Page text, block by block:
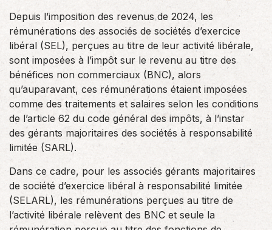
Depuis l’imposition des revenus de 2024, les
rémunérations des associés de sociétés d’exercice
libéral (SEL), perçues au titre de leur activité libérale,
sont imposées à l’impôt sur le revenu au titre des
bénéfices non commerciaux (BNC), alors
qu’auparavant, ces rémunérations étaient imposées
comme des traitements et salaires selon les conditions
de l’article 62 du code général des impôts, à l’instar
des gérants majoritaires des sociétés à responsabilité
limitée (SARL).
Dans ce cadre, pour les associés gérants majoritaires
de société d’exercice libéral à responsabilité limitée
(SELARL), les rémunérations perçues au titre de
l’activité libérale relèvent des BNC et seule la